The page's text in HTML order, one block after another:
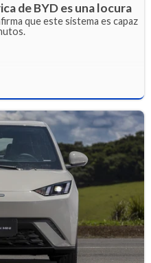
de BYD es una locura
que este sistema es capaz